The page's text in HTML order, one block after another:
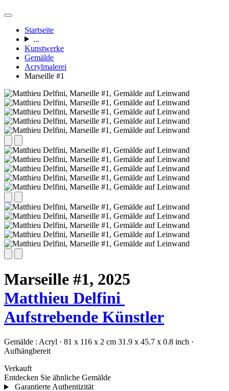
Startseite
...
Kunstwerke
Gemälde
Acrylmalerei
Marseille #1
Marseille #1, 2025
Matthieu Delfini
Aufstrebende Künstler
Gemälde : Acryl · 81 x 116 x 2 cm 31.9 x 45.7 x 0.8 inch ·
Aufhängbereit
Verkauft
Entdecken Sie ähnliche Gemälde
Garantierte Authentizität